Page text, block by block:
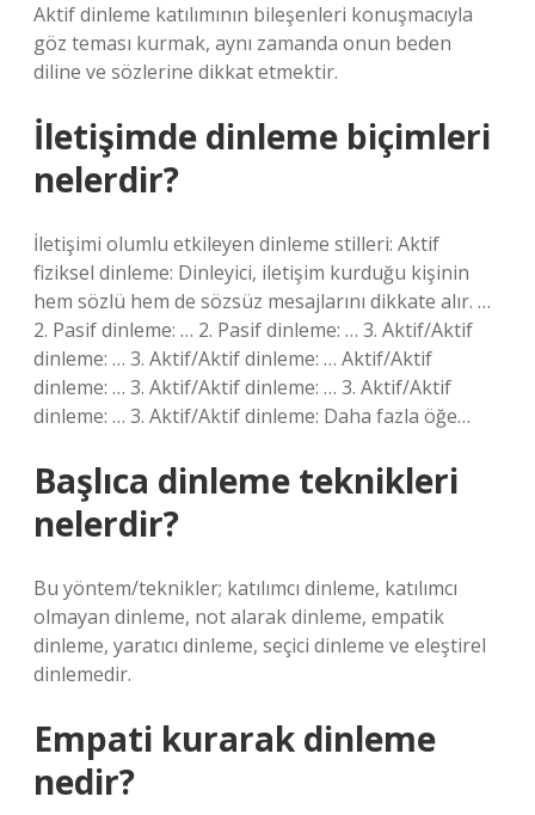
Aktif dinleme katılımının bileşenleri konuşmacıyla
göz teması kurmak, aynı zamanda onun beden
diline ve sözlerine dikkat etmektir.
İletişimde dinleme biçimleri
nelerdir?
İletişimi olumlu etkileyen dinleme stilleri: Aktif
fiziksel dinleme: Dinleyici, iletişim kurduğu kişinin
hem sözlü hem de sözsüz mesajlarını dikkate alır. …
2. Pasif dinleme: … 2. Pasif dinleme: … 3. Aktif/Aktif
dinleme: … 3. Aktif/Aktif dinleme: … Aktif/Aktif
dinleme: … 3. Aktif/Aktif dinleme: … 3. Aktif/Aktif
dinleme: … 3. Aktif/Aktif dinleme: Daha fazla öğe…
Başlıca dinleme teknikleri
nelerdir?
Bu yöntem/teknikler; katılımcı dinleme, katılımcı
olmayan dinleme, not alarak dinleme, empatik
dinleme, yaratıcı dinleme, seçici dinleme ve eleştirel
dinlemedir.
Empati kurarak dinleme
nedir?